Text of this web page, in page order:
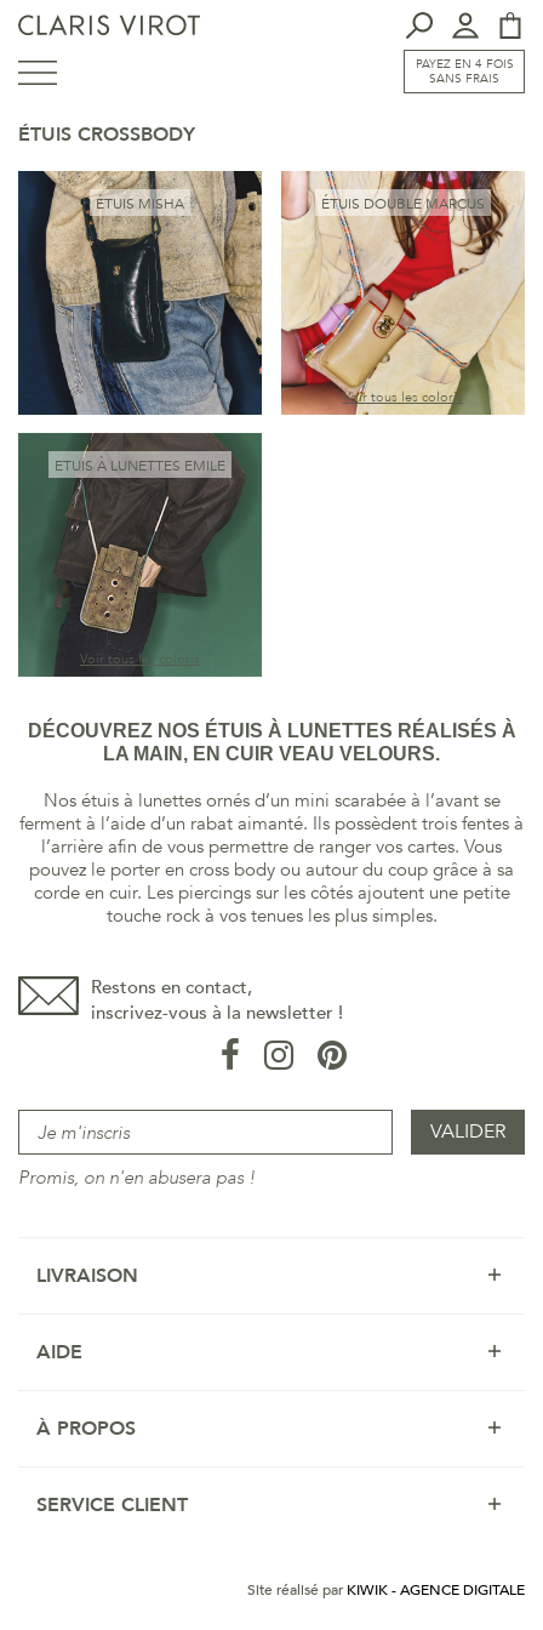
PAYEZ EN 4 FOIS
SANS FRAIS
ÉTUIS CROSSBODY
ÉTUIS MISHA ÉTUIS DOUBLE MARCUS
Voir tous les coloris
ETUIS À LUNETTES EMILE
Voir tous les coloris
DÉCOUVREZ NOS ÉTUIS À LUNETTES RÉALISÉS À
LA MAIN, EN CUIR VEAU VELOURS.
Nos étuis à lunettes ornés d’un mini scarabée à l’avant se
ferment à l’aide d’un rabat aimanté. Ils possèdent trois fentes à
l’arrière afin de vous permettre de ranger vos cartes. Vous
pouvez le porter en cross body ou autour du coup grâce à sa
corde en cuir. Les piercings sur les côtés ajoutent une petite
touche rock à vos tenues les plus simples.
Restons en contact,
inscrivez-vous à la newsletter !
Promis, on n'en abusera pas !
LIVRAISON
AIDE
À PROPOS
SERVICE CLIENT
Site réalisé par KIWIK - AGENCE DIGITALE